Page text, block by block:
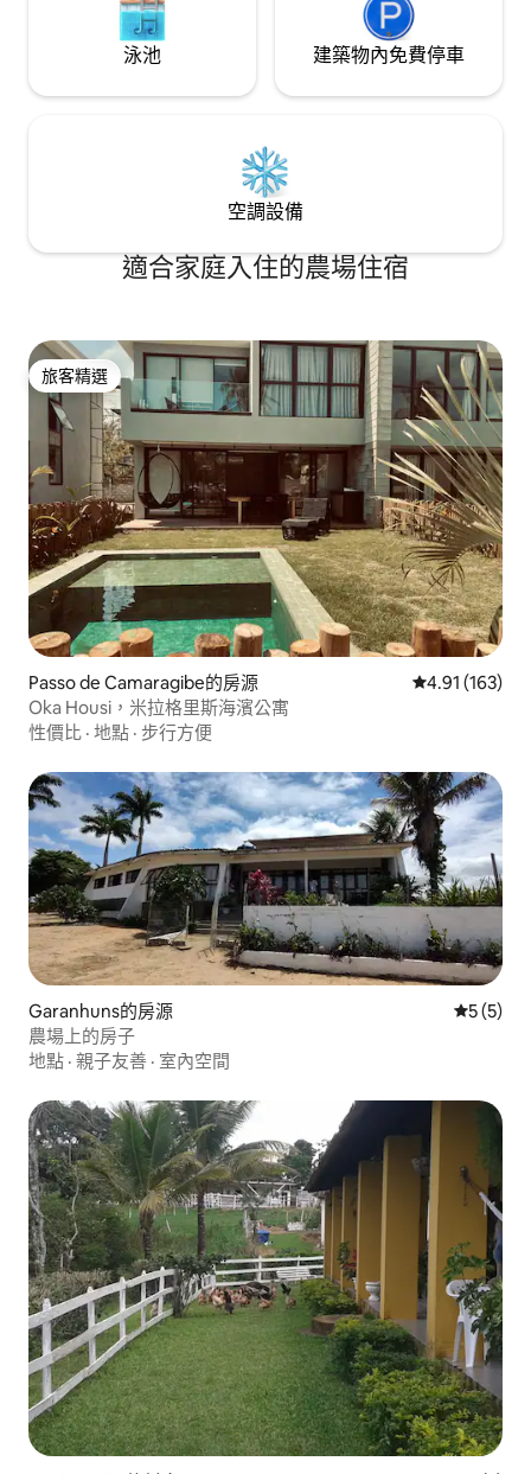
泳池 建築物內免費停車
空調設備
適合家庭入住的農場住宿
旅客精選
旅客精選
Passo de Camaragibe的房源 從 163 則評價
4.91 (163)
Oka Housi，米拉格里斯海濱公寓
性價比 · 地點 · 步行方便
Garanhuns的房源 從 5 則評
5 (5)
農場上的房子
地點 · 親子友善 · 室內空間